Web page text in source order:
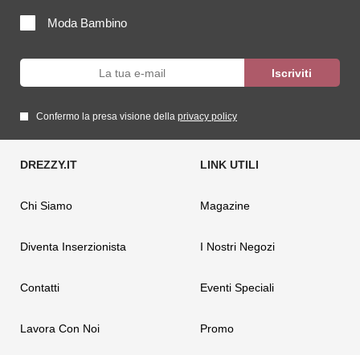
Moda Bambino
Confermo la presa visione della privacy policy
Chi Siamo
Diventa Inserzionista
Contatti
Lavora Con Noi
Magazine
I Nostri Negozi
Eventi Speciali
Promo